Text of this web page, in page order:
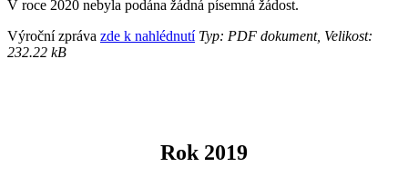
V roce 2020 nebyla podána žádná písemná žádost.
Výroční zpráva zde k nahlédnutíTyp: PDF dokument, Velikost:
232.22 kB
Rok 2019